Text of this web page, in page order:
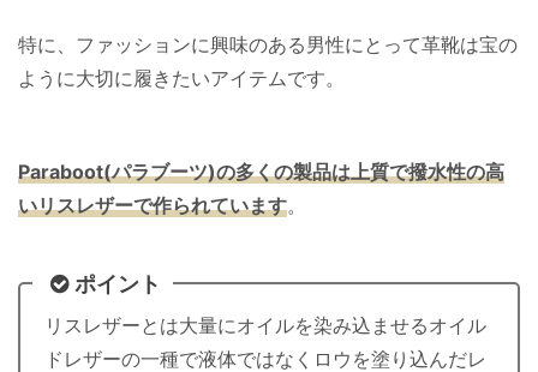
特に、ファッションに興味のある男性にとって革靴は宝の
ように大切に履きたいアイテムです。
Paraboot(パラブーツ)の多くの製品は上質で撥水性の高
いリスレザーで作られています。
ポイント
リスレザーとは大量にオイルを染み込ませるオイル
ドレザーの一種で液体ではなくロウを塗り込んだレ